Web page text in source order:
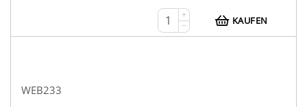
+
−
KAUFEN
WEB233